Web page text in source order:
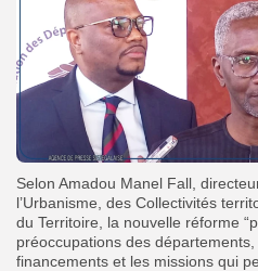
Selon Amadou Manel Fall,
l’Urbanisme, des Collectivités
du Territoire, la nouvelle réforme
préoccupations des
financements et les missions qui